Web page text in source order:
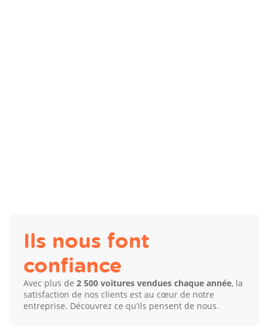
Ils nous font
confiance
Avec plus de2 500 voitures vendues chaque année, la
satisfaction de nos clients est au cœur de notre
entreprise. Découvrez ce qu’ils pensent de nous.